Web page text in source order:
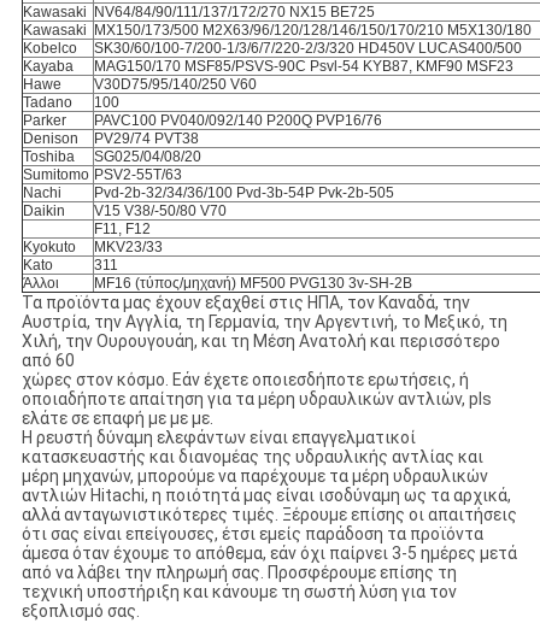
Kawasaki
NV64/84/90/111/137/172/270 NX15 BE725
Kawasaki
MX150/173/500 M2X63/96/120/128/146/150/170/210 M5X130/180
Kobelco
SK30/60/100-7/200-1/3/6/7/220-2/3/320 HD450V LUCAS400/500
Kayaba
MAG150/170 MSF85/PSVS-90C Psvl-54 KYB87, KMF90 MSF23
Hawe
V30D75/95/140/250 V60
Tadano
100
Parker
PAVC100 PV040/092/140 P200Q PVP16/76
Denison
PV29/74 PVT38
Toshiba
SG025/04/08/20
Sumitomo PSV2-55T/63
Nachi
Pvd-2b-32/34/36/100 Pvd-3b-54P Pvk-2b-505
Daikin
V15 V38/-50/80 V70
F11, F12
Kyokuto
MKV23/33
Kato
311
Άλλοι
MF16 (τύπος/μηχανή) MF500 PVG130 3v-SH-2B
Τα προϊόντα μας έχουν εξαχθεί στις ΗΠΑ, τον Καναδά, την
Αυστρία, την Αγγλία, τη Γερμανία, την Αργεντινή, το Μεξικό, τη
Χιλή, την Ουρουγουάη, και τη Μέση Ανατολή και περισσότερο
από 60
χώρες στον κόσμο. Εάν έχετε οποιεσδήποτε ερωτήσεις, ή
οποιαδήποτε απαίτηση για τα μέρη υδραυλικών αντλιών, pls
ελάτε σε επαφή με με με.
Η ρευστή δύναμη ελεφάντων είναι επαγγελματικοί
κατασκευαστής και διανομέας της υδραυλικής αντλίας και
μέρη μηχανών, μπορούμε να παρέχουμε τα μέρη υδραυλικών
αντλιών Hitachi, η ποιότητά μας είναι ισοδύναμη ως τα αρχικά,
αλλά ανταγωνιστικότερες τιμές. Ξέρουμε επίσης οι απαιτήσεις
ότι σας είναι επείγουσες, έτσι εμείς παράδοση τα προϊόντα
άμεσα όταν έχουμε το απόθεμα, εάν όχι παίρνει 3-5 ημέρες μετά
από να λάβει την πληρωμή σας. Προσφέρουμε επίσης τη
τεχνική υποστήριξη και κάνουμε τη σωστή λύση για τον
εξοπλισμό σας.